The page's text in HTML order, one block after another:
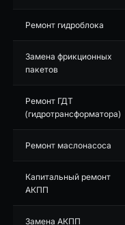
Ремонт гидроблока
Замена фрикционных
пакетов
Ремонт ГДТ
(гидротрансформатора)
Ремонт маслонасоса
Капитальный ремонт
АКПП
Замена АКПП